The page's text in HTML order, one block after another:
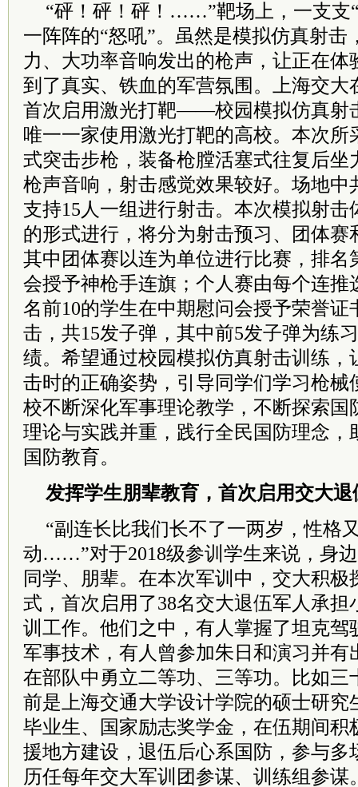
“砰！砰！砰！……”靶场上，一支支
一阵阵的“怒吼”。虽然是模拟仿真射击
力、大功率音响发出的枪声，让正在体
到了真实、铁血的军营氛围。上海交大
首次启用激光打靶——校园模拟仿真射
唯一一家使用激光打靶的高校。本次所
式突击步枪，装备枪膛活塞式往复后坐
枪声音响，射击感觉效果较好。场地中
支持15人一组进行射击。本次模拟射击
的形式进行，将分为射击预习、团体赛
其中团体赛以连为单位进行比赛，排名
会授予神枪手连旗；个人赛由每个连推
名前10的学生在中期慰问会授予荣誉证
击，共15发子弹，其中前5发子弹为练
绩。希望通过校园模拟仿真射击训练，
击时的正确姿势，引导同学们学习枪械
校不断深化军事理论教学，不断探索国
理论与实践并重，践行全民国防理念，
国防教育。
发挥学生朋辈教育，首次启用交大
“副连长比我们长不了一两岁，性格
动……”对于2018级参训学生来说，身
同学、朋辈。在本次军训中，交大积极
式，首次启用了38名交大退伍军人承担
训工作。他们之中，有人掌握了坦克驾
军事技术，有人曾参加朱日和演习并有
在部队中勇立二等功、三等功。比如三
前是上海交通大学设计学院的硕士研究
毕业生、国家励志奖学金，在伍期间积
援地方建设，退伍后心系国防，参与多
历任每年交大军训团参谋、训练组参谋